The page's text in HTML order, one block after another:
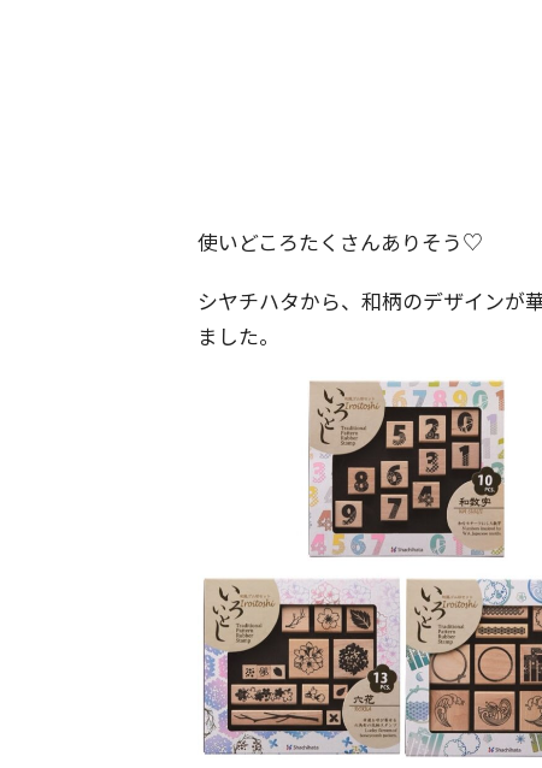
使いどころたくさんありそう♡
シヤチハタから、和柄のデザインが
ました。